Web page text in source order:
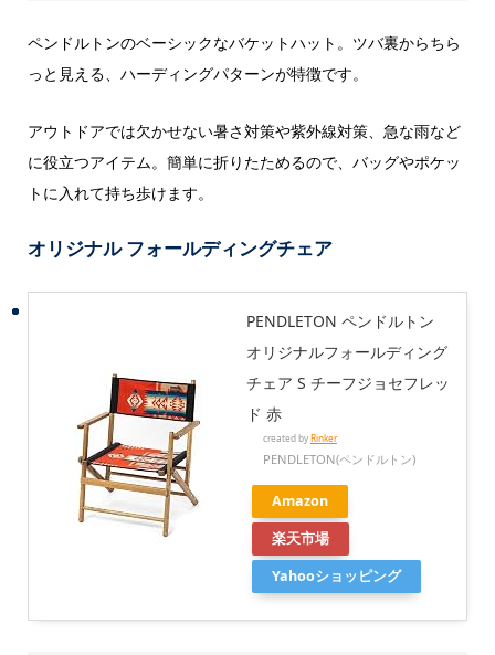
ペンドルトンのベーシックなバケットハット。ツバ裏からちら
っと見える、ハーディングパターンが特徴です。
アウトドアでは欠かせない暑さ対策や紫外線対策、急な雨など
に役立つアイテム。簡単に折りたためるので、バッグやポケッ
トに入れて持ち歩けます。
オリジナル フォールディングチェア
PENDLETON ペンドルトン
オリジナルフォールディング
チェア S チーフジョセフレッ
ド 赤
created byRinker
PENDLETON(ペンドルトン)
Amazon
楽天市場
Yahooショッピング